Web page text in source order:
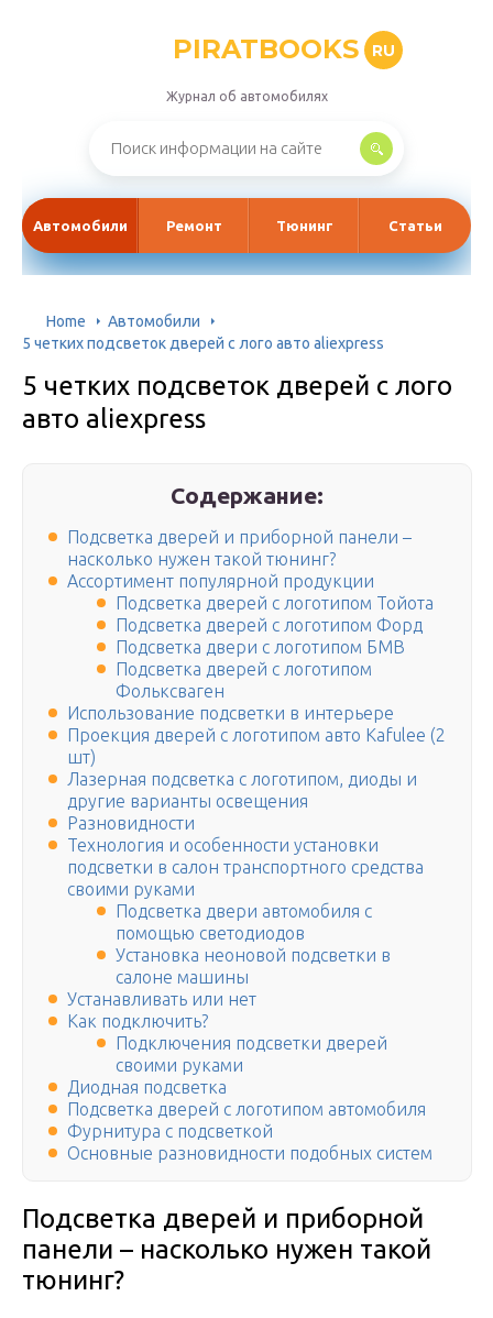
PIRATBOOKS RU
Журнал об автомобилях
Автомобили Ремонт Тюнинг Статьи
Home
Автомобили
5 четких подсветок дверей с лого авто aliexpress
5 четких подсветок дверей с лого
авто aliexpress
Содержание:
Подсветка дверей и приборной панели –
насколько нужен такой тюнинг?
Ассортимент популярной продукции
Подсветка дверей с логотипом Тойота
Подсветка дверей с логотипом Форд
Подсветка двери с логотипом БМВ
Подсветка дверей с логотипом
Фольксваген
Использование подсветки в интерьере
Проекция дверей с логотипом авто Kafulee (2
шт)
Лазерная подсветка с логотипом, диоды и
другие варианты освещения
Разновидности
Технология и особенности установки
подсветки в салон транспортного средства
своими руками
Подсветка двери автомобиля с
помощью светодиодов
Установка неоновой подсветки в
салоне машины
Устанавливать или нет
Как подключить?
Подключения подсветки дверей
своими руками
Диодная подсветка
Подсветка дверей с логотипом автомобиля
Фурнитура с подсветкой
Основные разновидности подобных систем
Подсветка дверей и приборной
панели – насколько нужен такой
тюнинг?